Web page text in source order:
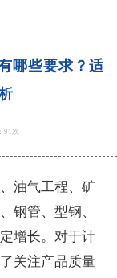
哪些要求？适
91次
油气工程、矿
钢管、型钢、
增长。对于计
关注产品质量